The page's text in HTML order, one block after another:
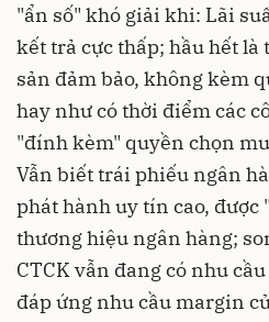
"ẩn số" khó giải khi: Lãi
kết trả cực thấp; hầu hết
sản đảm bảo, không kèm
hay như có thời điểm các
"đính kèm" quyền chọn
Vẫn biết trái phiếu ngân
phát hành uy tín cao, được
thương hiệu ngân hàng;
CTCK vẫn đang có nhu
đáp ứng nhu cầu margin